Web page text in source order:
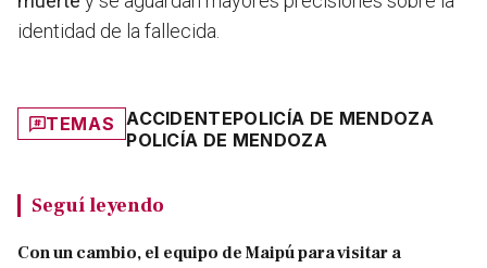
identidad de la fallecida.
TEMAS ACCIDENTEPOLICÍA DE MENDOZA
POLICÍA DE MENDOZA
Seguí leyendo
Con un cambio, el equipo de Maipú para visitar a